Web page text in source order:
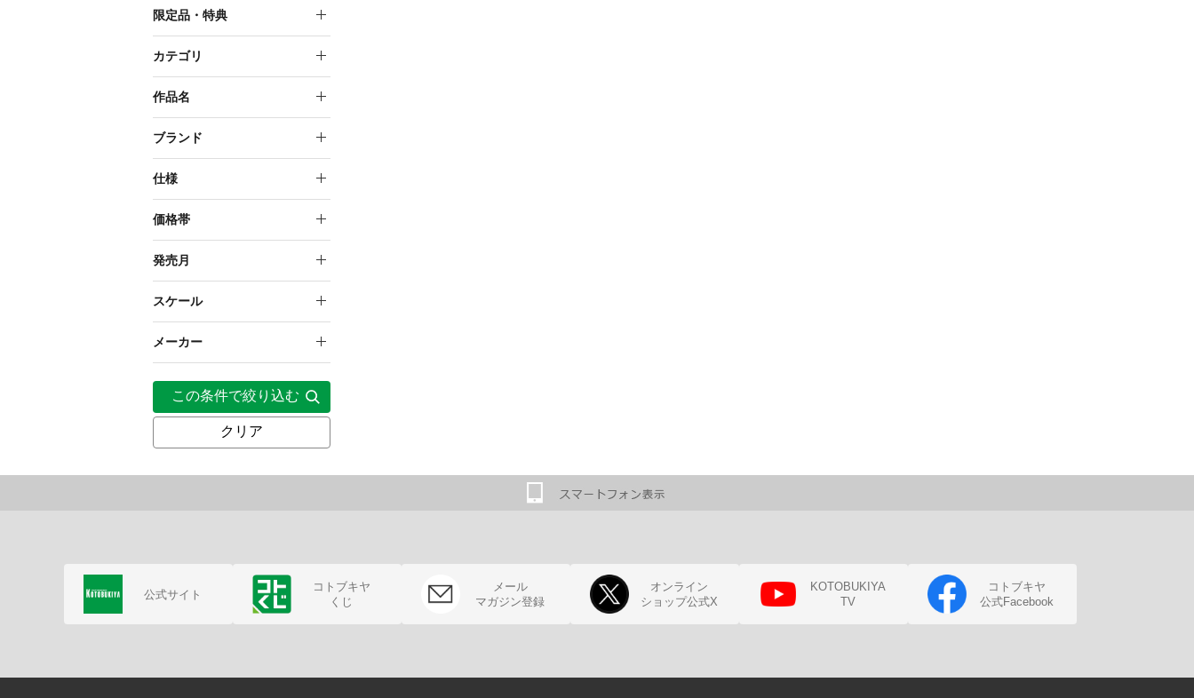
限定品・特典
限定品
特典付
カテゴリ
スケールフィギュア
作品名
遊戯王カードゲーム
ブランド
仕様
塗装済み完成品フィギュア
価格帯
10,000円～19,999円
発売月
2024年1月
2024年6月
2024年8月
スケール
1/7
メーカー
壽屋
この条件で絞り込む
クリア
公式サイト
コトブキヤ
くじ
メール
マガジン登録
オンライン
ショップ公式X
KOTOBUKIYA
TV
コトブキヤ
公式Facebook